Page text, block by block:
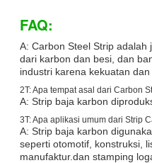
FAQ:
A: Carbon Steel Strip
dari karbon dan besi, dan
industri karena kekuatan
2T: Apa tempat asal dari Carbon
A: Strip baja karbon
3T: Apa aplikasi umum dari Strip
A: Strip baja karbon
seperti otomotif, konstruksi,
manufaktur.dan stamping